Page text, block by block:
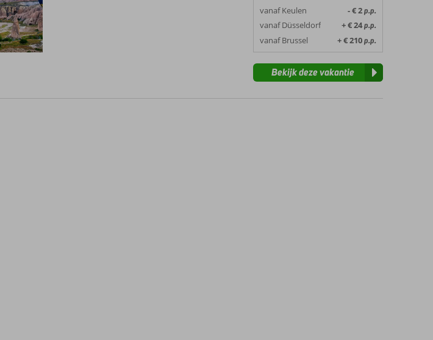
vanaf Keulen - € 2p.p.
vanaf Düsseldorf + € 24p.p.
vanaf Brussel + € 210p.p.
Bekijk deze vakantie